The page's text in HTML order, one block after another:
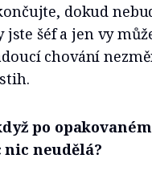
dokud
jste šéf a jen vy
chování
po
nic neudělá?